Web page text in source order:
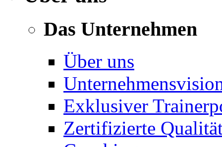
Das Unternehmen
Über uns
Exklusiver
Zertifizierte